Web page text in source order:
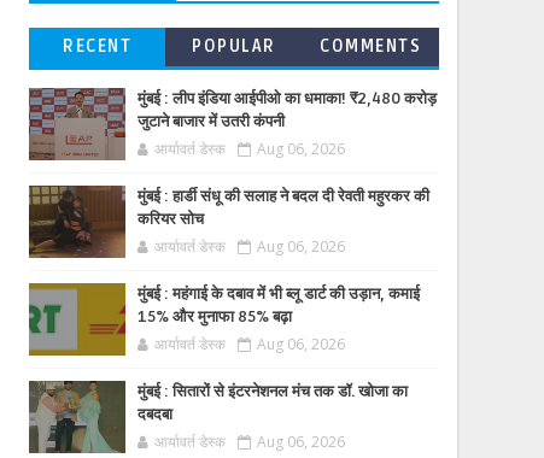
RECENT POPULAR COMMENTS
मुंबई : लीप इंडिया आईपीओ का धमाका! ₹2,480 करोड़
जुटाने बाजार में उतरी कंपनी
आर्यावर्त डेस्क Aug 06, 2026
मुंबई : हार्डी संधू की सलाह ने बदल दी रेवती महुरकर की
करियर सोच
आर्यावर्त डेस्क Aug 06, 2026
मुंबई : महंगाई के दबाव में भी ब्लू डार्ट की उड़ान, कमाई
15% और मुनाफा 85% बढ़ा
आर्यावर्त डेस्क Aug 06, 2026
मुंबई : सितारों से इंटरनेशनल मंच तक डॉ. खोजा का
दबदबा
आर्यावर्त डेस्क Aug 06, 2026